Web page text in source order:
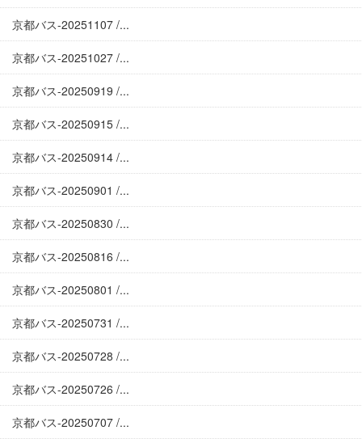
京都バス-20251107 /...
京都バス-20251027 /...
京都バス-20250919 /...
京都バス-20250915 /...
京都バス-20250914 /...
京都バス-20250901 /...
京都バス-20250830 /...
京都バス-20250816 /...
京都バス-20250801 /...
京都バス-20250731 /...
京都バス-20250728 /...
京都バス-20250726 /...
京都バス-20250707 /...